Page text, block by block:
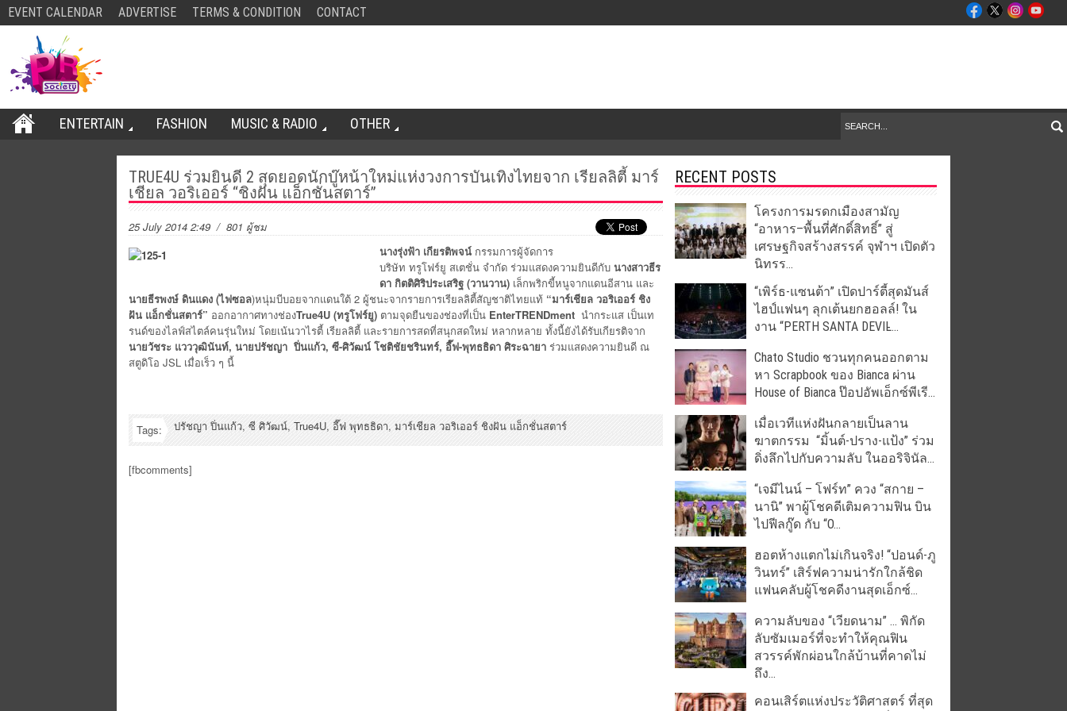
EVENT CALENDAR ADVERTISE TERMS & CONDITION CONTACT
ENTERTAIN FASHION MUSIC & RADIO OTHER
TRUE4U ร่วมยินดี 2 สุดยอดนักบู๊หน้าใหม่แห่งวงการบันเทิงไทยจาก เรียลลิตี้ มาร์
เชียล วอริเออร์ “ชิงฝัน แอ็กชั่นสตาร์”
25 July 2014 2:49 / 801 ผู้ชม
นางรุ่งฟ้า เกียรติพจน์ กรรมการผู้จัดการ
บริษัท ทรูโฟร์ยู สเตชั่น จำกัด ร่วมแสดงความยินดีกับ นางสาวธีร
ดา กิตติศิริประเสริฐ (วานวาน) เล็กพริกขี้หนูจากแดนอีสาน และ
นายธีรพงษ์ ดินแดง (ไฟซอล)หนุ่มบีบอยจากแดนใต้ 2 ผู้ชนะจากรายการเรียลลิตี้สัญชาติไทยแท้ “มาร์เชียล วอริเออร์ ชิง
ฝัน แอ็กชั่นสตาร์” ออกอากาศทางช่องTrue4U (ทรูโฟร์ยู) ตามจุดยืนของช่องที่เป็น EnterTRENDment นำกระแส เป็นเท
รนด์ของไลฟ์สไตล์คนรุ่นใหม่ โดยเน้นวาไรตี้ เรียลลิตี้ และรายการสดที่สนุกสดใหม่ หลากหลาย ทั้งนี้ยังได้รับเกียรติจาก
นายวัชระ แวววุฒินันท์, นายปรัชญา ปิ่นแก้ว, ซี-ศิวัฒน์ โชติชัยชรินทร์, อี๊ฟ-พุทธธิดา ศิระฉายา ร่วมแสดงความยินดี ณ
สตูดิโอ JSL เมื่อเร็ว ๆ นี้
Tags: ปรัชญา ปิ่นแก้ว, ซี ศิวัฒน์, True4U, อี๊ฟ พุทธธิดา, มาร์เชียล วอริเออร์ ชิงฝัน แอ็กชั่นสตาร์
[fbcomments]
RECENT POSTS
โครงการมรดกเมืองสามัญ
“อาหาร–พื้นที่ศักดิ์สิทธิ์” สู่
เศรษฐกิจสร้างสรรค์ จุฬาฯ เปิดตัว
นิทรร...
“เพิร์ธ-แซนต้า” เปิดปาร์ตี้สุดมันส์
ไฮป์แฟนๆ ลุกเต้นยกฮอลล์! ใน
งาน “PERTH SANTA DEVIL̵...
Chato Studio ชวนทุกคนออกตาม
หา Scrapbook ของ Bianca ผ่าน
House of Bianca ป๊อปอัพเอ็กซ์พีเรี...
เมื่อเวทีแห่งฝันกลายเป็นลาน
ฆาตกรรม “มิ้นต์-ปราง-แป้ง” ร่วม
ดิ่งลึกไปกับความลับ ในออริจินัล...
“เจมีไนน์ – โฟร์ท” ควง “สกาย –
นานิ” พาผู้โชคดีเติมความฟิน บิน
ไปฟีลกู๊ด กับ “O...
ฮอตห้างแตกไม่เกินจริง! “ปอนด์-ภู
วินทร์” เสิร์ฟความน่ารักใกล้ชิด
แฟนคลับผู้โชคดีงานสุดเอ็กซ์...
ความลับของ “เวียดนาม” … พิกัด
ลับซัมเมอร์ที่จะทำให้คุณฟิน
สวรรค์พักผ่อนใกล้บ้านที่คาดไม่
ถึง...
คอนเสิร์ตแห่งประวัติศาสตร์ ที่สุด